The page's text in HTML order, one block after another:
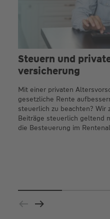
Steuern und
versicherung
Mit einer privaten
gesetzliche Rente
steuerlich zu beachten? Wir
Beiträge steuerlich geltend
die Besteuerung im